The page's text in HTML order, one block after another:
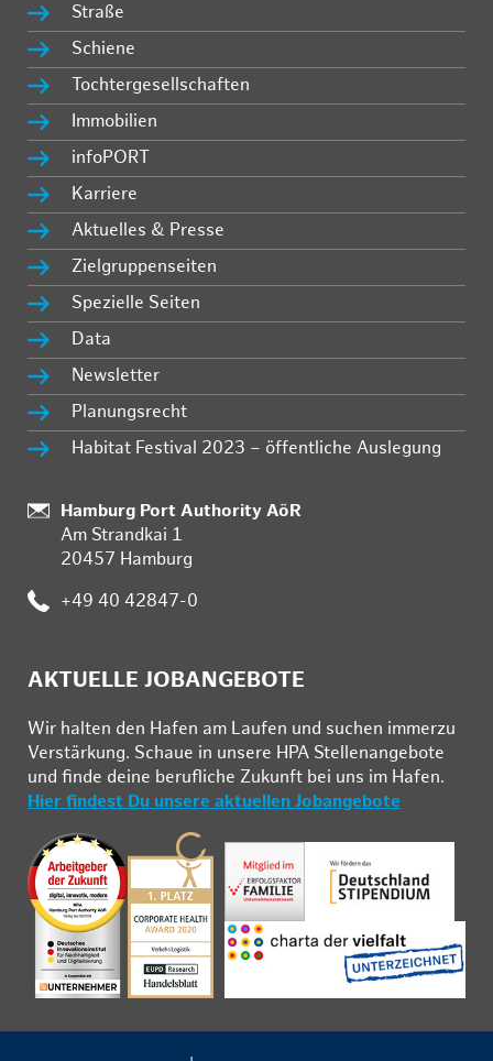
Straße
Schiene
Tochtergesellschaften
Immobilien
infoPORT
Karriere
Aktuelles & Presse
Zielgruppenseiten
Spezielle Seiten
Data
Newsletter
Planungsrecht
Habitat Festival 2023 – öffentliche Auslegung
Standort:
Hamburg Port Authority AöR
Am Strandkai 1
20457 Hamburg
Telefon:
+49 40 42847-0
AKTUELLE JOBANGEBOTE
Wir hal­ten den Ha­fen am Lau­fen und su­chen im­mer­zu
Ver­stär­kung. Schau­e in un­se­re HPA Stel­len­an­ge­bo­te
und fin­de deine be­ruf­li­che Zu­kunft bei uns im Ha­fen.
Hier findest Du unsere aktuellen Jobangebote